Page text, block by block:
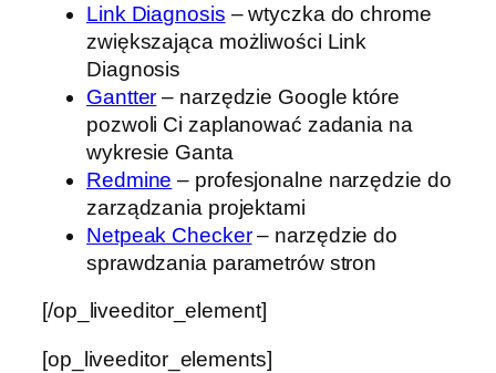
Link Diagnosis – wtyczka do chrome
zwiększająca możliwości Link
Diagnosis
Gantter – narzędzie Google które
pozwoli Ci zaplanować zadania na
wykresie Ganta
Redmine – profesjonalne narzędzie do
zarządzania projektami
Netpeak Checker– narzędzie do
sprawdzania parametrów stron
[/op_liveeditor_element]
[op_liveeditor_elements]